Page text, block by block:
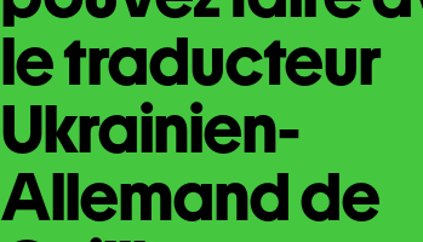
le traducteur
Ukrainien-
Allemand de